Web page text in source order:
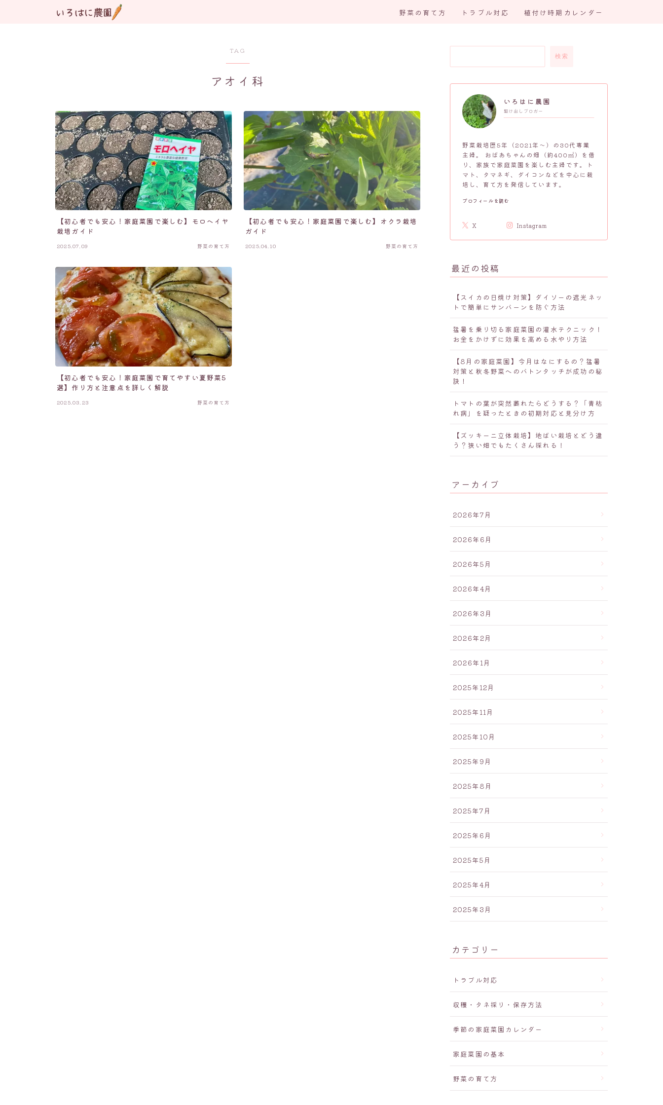
野菜の育て方 トラブル対応 植付け時期カレンダー
TAG
アオイ科
【初心者でも安心！家庭菜園で楽しむ】モロヘイヤ
栽培ガイド
2025.07.09 野菜の育て方
【初心者でも安心！家庭菜園で楽しむ】オクラ栽培
ガイド
2025.04.10 野菜の育て方
【初心者でも安心！家庭菜園で育てやすい夏野菜5
選】作り方と注意点を詳しく解説
2025.03.23 野菜の育て方
検索
いろはに農園
駆け出しブロガー
野菜栽培歴5年（2021年～）の30代専業
主婦。 おばあちゃんの畑（約400㎡）を借
り、家族で家庭菜園を楽しむ主婦です。ト
マト、タマネギ、ダイコンなどを中心に栽
培し、育て方を発信しています。
プロフィールを読む
X Instagram
最近の投稿
【スイカの日焼け対策】ダイソーの遮光ネッ
トで簡単にサンバーンを防ぐ方法
猛暑を乗り切る家庭菜園の灌水テクニック！
お金をかけずに効果を高める水やり方法
【8月の家庭菜園】今月はなにするの？猛暑
対策と秋冬野菜へのバトンタッチが成功の秘
訣！
トマトの葉が突然萎れたらどうする？「青枯
れ病」を疑ったときの初期対応と見分け方
【ズッキーニ立体栽培】地ばい栽培とどう違
う？狭い畑でもたくさん採れる！
アーカイブ
2026年7月
2026年6月
2026年5月
2026年4月
2026年3月
2026年2月
2026年1月
2025年12月
2025年11月
2025年10月
2025年9月
2025年8月
2025年7月
2025年6月
2025年5月
2025年4月
2025年3月
カテゴリー
トラブル対応
収穫・タネ採り・保存方法
季節の家庭菜園カレンダー
家庭菜園の基本
野菜の育て方